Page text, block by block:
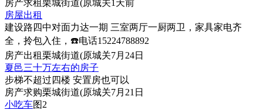
房产求租栗城街道(原城关1天前
房屋出租
建设路四中对面力达一期 三室两厅一厨两卫，家具家电齐
全，拎包入住，☎️电话15224788892
房产出租栗城街道(原城关7月24日
夏邑三十万左右的房子
步梯不超过四楼 安置房也可以
房产求购栗城街道(原城关7月21日
小吃车图2